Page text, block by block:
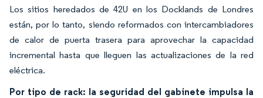
Los sitios heredados de 42U en los Docklands de Londres
están, por lo tanto, siendo reformados con intercambiadores
de calor de puerta trasera para aprovechar la capacidad
incremental hasta que lleguen las actualizaciones de la red
eléctrica.
Por tipo de rack: la seguridad del gabinete impulsa la